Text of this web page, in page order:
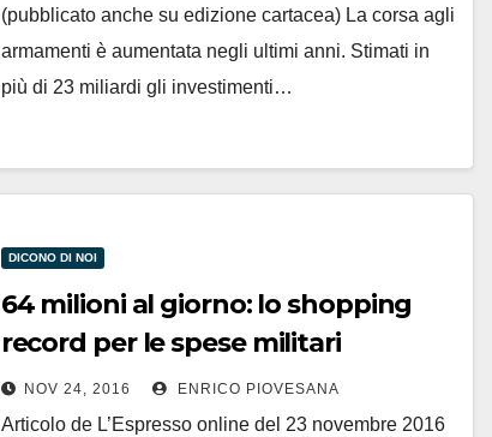
(pubblicato anche su edizione cartacea) La corsa agli
armamenti è aumentata negli ultimi anni. Stimati in
più di 23 miliardi gli investimenti…
DICONO DI NOI
64 milioni al giorno: lo shopping
record per le spese militari
NOV 24, 2016 ENRICO PIOVESANA
Articolo de L’Espresso online del 23 novembre 2016